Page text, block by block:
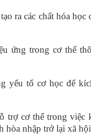
ra các chất hóa
ứng trong cơ thể
yếu tố cơ học để
trợ cơ thể trong việc
hòa nhập trở lại xã